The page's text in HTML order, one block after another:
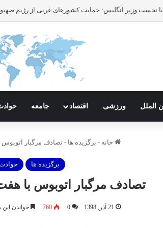
الملل ورزشی اقتصاد جامعه
خانه - برگزیده ها - تصادف مرگبار
برگزیده ها
تصادف مرگبار اتوبوس با
21 آذر, 1398 0
760 خواندن این مطلب 1